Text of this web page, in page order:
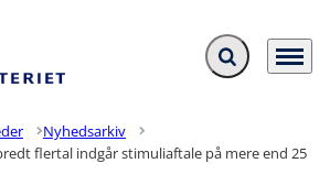
Fold søgefelt ud
Menu
Nyhedsarkiv
flertal indgår stimuliaftale på mere end 25